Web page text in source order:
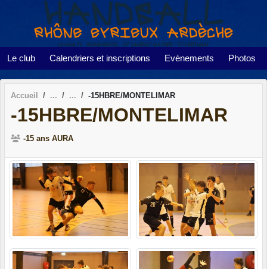
Le club Calendriers et inscriptions Evènements Photos
Accueil -15HBRE/MONTELIMAR
-15HBRE/MONTELIMAR
-15 ans AURA
Panneau de gestion des cookies